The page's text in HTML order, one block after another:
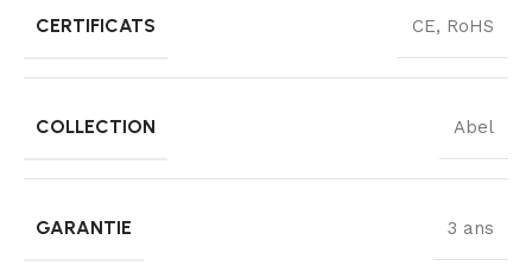
CERTIFICATS CE, RoHS
COLLECTION Abel
GARANTIE 3 ans